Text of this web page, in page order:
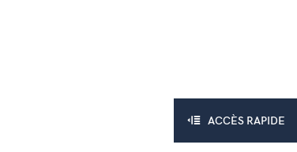
ACCÈS RAPIDE